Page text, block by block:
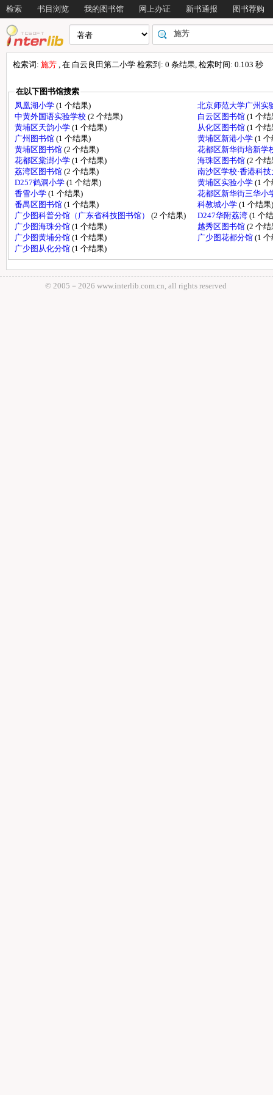
检索 书目浏览 我的图书馆 网上办证 新书通报 图书荐购
检索词: 施芳 , 在 白云良田第二小学 检索到: 0 条结果, 检索时间: 0.103 秒
在以下图书馆搜索
凤凰湖小学 (1 个结果)
北京师范大学广州实
中黄外国语实验学校 (2 个结果) 白云区图书馆 (1 个结
黄埔区天韵小学 (1 个结果) 从化区图书馆 (1 个结
广州图书馆 (1 个结果) 黄埔区新港小学 (1
黄埔区图书馆 (2 个结果)
花都区新华街培新学
花都区棠澍小学 (1 个结果) 海珠区图书馆 (2 个结
荔湾区图书馆 (2 个结果)
南沙区学校·香港科
D257鹤洞小学 (1 个结果) 黄埔区实验小学 (1
香雪小学 (1 个结果)
花都区新华街三华小
番禺区图书馆 (1 个结果) 科教城小学 (1 个结果)
广少图科普分馆（广东省科技图书馆） (2 个结果) D247华附荔湾 (1 个
广少图海珠分馆 (1 个结果) 越秀区图书馆 (2 个结
广少图黄埔分馆 (1 个结果) 广少图花都分馆 (1
广少图从化分馆 (1 个结果)
© 2005－ 2026 www.interlib.com.cn, all rights reserved